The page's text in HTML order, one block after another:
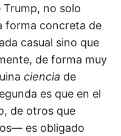
Trump, no solo
forma concreta de
casual sino que
de forma muy
ciencia de
es que en el
de otros que
es obligado